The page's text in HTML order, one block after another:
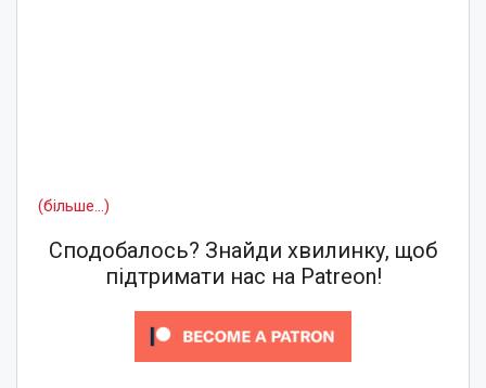
(більше…)
Сподобалось? Знайди хвилинку, щоб
підтримати нас на Patreon!